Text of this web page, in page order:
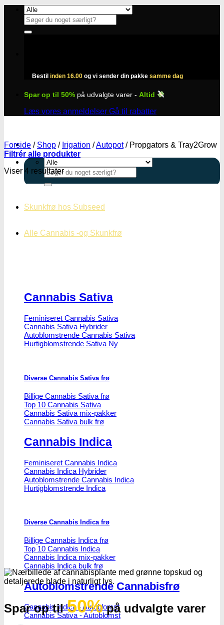
Fortsæt
indhold
Søg
efter:
Bestil inden 16.00 og vi sender din pakke samme dag
Spar op til 50% på udvalgte varer - Altid
Læs vores anmeldelser Gå til rabatter
Søg
efter:
Skunkfrø hos Subseed
Alle Cannabis -og Skunkfrø
Cannabis Sativa
Feminiseret Cannabis Sativa
Cannabis Sativa Hybrider
Autoblomstrende Cannabis Sativa
Hurtigblomstrende Sativa
Diverse Cannabis Sativa frø
Billige Cannabis Sativa frø
Top 10 Cannabis Sativa
Cannabis Sativa mix-pakker
Cannabis Sativa bulk frø
Cannabis Indica
Feminiseret Cannabis Indica
Cannabis Indica Hybrider
Autoblomstrende Cannabis Indica
Hurtigblomstrende Indica
Diverse Cannabis Indica frø
Billige Cannabis Indica frø
Top 10 Cannabis Indica
Cannabis Indica mix-pakker
Cannabis Indica bulk frø
Autoblomstrende Cannabisfrø
Cannabis Indica - Autoblomst
Cannabis Sativa - Autoblomst
Forside / Shop / Irigation /Autopot /Propgators & Tray2Grow
Filtrér alle produkter
Viser 4 resultater
Spar op til50%på udvalgte varer